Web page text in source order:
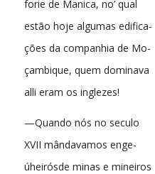
forie de Manica, no’ qual
estão hoje algumas edifica-
ções da companhia de Mo-
çambique, quem dominava
alli eram os inglezes!
—Quando nós no seculo
XVII mândavamos enge-
úheirósde minas e mineiros